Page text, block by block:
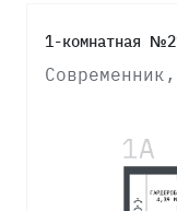
1-комнатная